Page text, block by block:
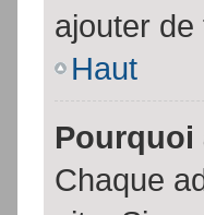
ajouter
Haut
Pourquoi
Chaque